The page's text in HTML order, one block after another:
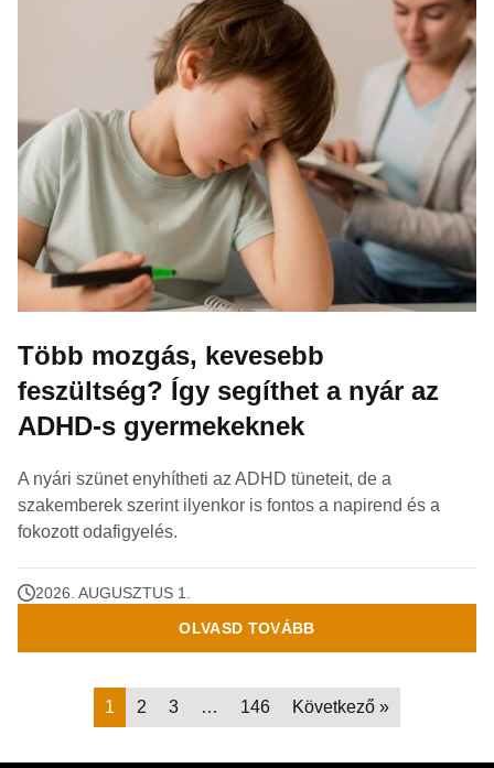
Több mozgás, kevesebb
feszültség? Így segíthet a nyár az
ADHD-s gyermekeknek
A nyári szünet enyhítheti az ADHD tüneteit, de a
szakemberek szerint ilyenkor is fontos a napirend és a
fokozott odafigyelés.
2026. AUGUSZTUS 1.
OLVASD TOVÁBB
1 2 3 … 146 Következő »